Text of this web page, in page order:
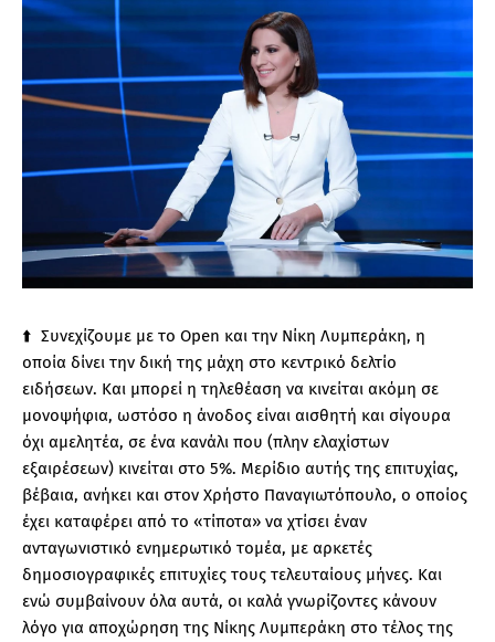
⬆️ Συνεχίζουμε με το Open και την Νίκη Λυμπεράκη, η
οποία δίνει την δική της μάχη στο κεντρικό δελτίο
ειδήσεων. Και μπορεί η τηλεθέαση να κινείται ακόμη σε
μονοψήφια, ωστόσο η άνοδος είναι αισθητή και σίγουρα
όχι αμελητέα, σε ένα κανάλι που (πλην ελαχίστων
εξαιρέσεων) κινείται στο 5%. Μερίδιο αυτής της επιτυχίας,
βέβαια, ανήκει και στον Χρήστο Παναγιωτόπουλο, ο οποίος
έχει καταφέρει από το «τίποτα» να χτίσει έναν
ανταγωνιστικό ενημερωτικό τομέα, με αρκετές
δημοσιογραφικές επιτυχίες τους τελευταίους μήνες. Και
ενώ συμβαίνουν όλα αυτά, οι καλά γνωρίζοντες κάνουν
λόγο για αποχώρηση της Νίκης Λυμπεράκη στο τέλος της